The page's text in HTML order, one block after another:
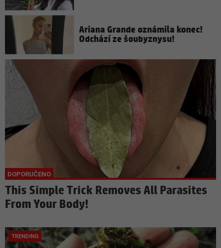
Ariana Grande oznámila konec!
Odchází ze šoubyznysu!
This Simple Trick Removes All Parasites
From Your Body!